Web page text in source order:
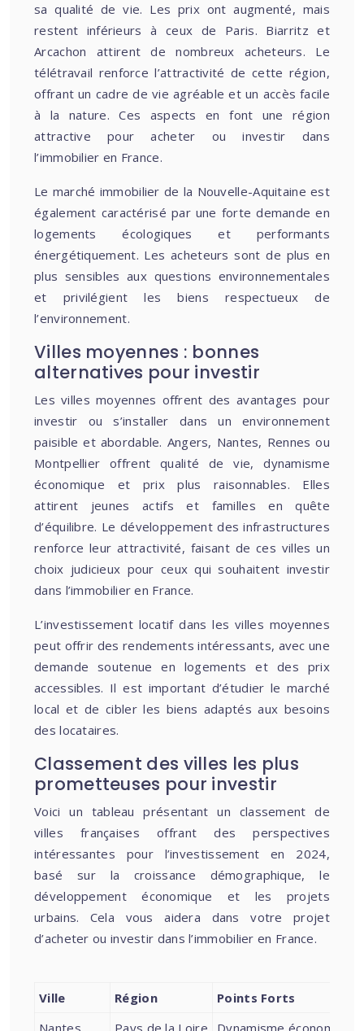
sa qualité de vie. Les prix ont augmenté, mais
restent inférieurs à ceux de Paris. Biarritz et
Arcachon attirent de nombreux acheteurs. Le
télétravail renforce l’attractivité de cette région,
offrant un cadre de vie agréable et un accès facile
à la nature. Ces aspects en font une région
attractive pour acheter ou investir dans
l’immobilier en France.
Le marché immobilier de la Nouvelle-Aquitaine est
également caractérisé par une forte demande en
logements écologiques et performants
énergétiquement. Les acheteurs sont de plus en
plus sensibles aux questions environnementales
et privilégient les biens respectueux de
l’environnement.
Villes moyennes : bonnes
alternatives pour investir
Les villes moyennes offrent des avantages pour
investir ou s’installer dans un environnement
paisible et abordable. Angers, Nantes, Rennes ou
Montpellier offrent qualité de vie, dynamisme
économique et prix plus raisonnables. Elles
attirent jeunes actifs et familles en quête
d’équilibre. Le développement des infrastructures
renforce leur attractivité, faisant de ces villes un
choix judicieux pour ceux qui souhaitent investir
dans l’immobilier en France.
L’investissement locatif dans les villes moyennes
peut offrir des rendements intéressants, avec une
demande soutenue en logements et des prix
accessibles. Il est important d’étudier le marché
local et de cibler les biens adaptés aux besoins
des locataires.
Classement des villes les plus
prometteuses pour investir
Voici un tableau présentant un classement de
villes françaises offrant des perspectives
intéressantes pour l’investissement en 2024,
basé sur la croissance démographique, le
développement économique et les projets
urbains. Cela vous aidera dans votre projet
d’acheter ou investir dans l’immobilier en France.
Ville Région
Points Forts
Nantes
Pays de la Loire Dynamisme